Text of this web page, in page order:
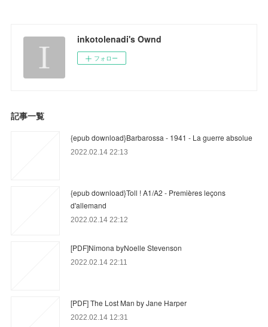
inkotolenadi's Ownd
フォロー
記事一覧
{epub download}Barbarossa - 1941 - La guerre absolue
2022.02.14 22:13
{epub download}Toll ! A1/A2 - Premières leçons
d'allemand
2022.02.14 22:12
[PDF]Nimona byNoelle Stevenson
2022.02.14 22:11
[PDF] The Lost Man by Jane Harper
2022.02.14 12:31